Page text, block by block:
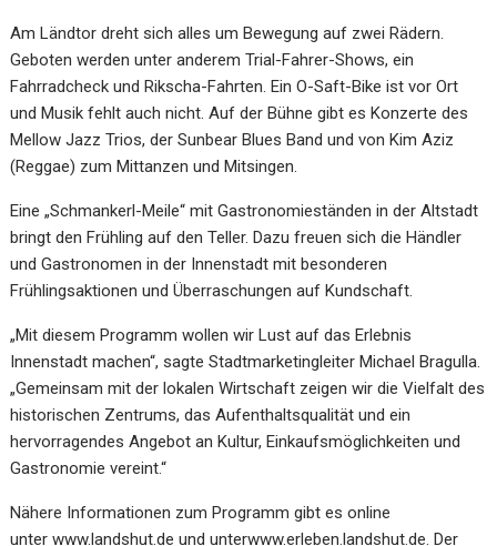
Am Ländtor dreht sich alles um Bewegung auf zwei Rädern.
Geboten werden unter anderem Trial-Fahrer-Shows, ein
Fahrradcheck und Rikscha-Fahrten. Ein O-Saft-Bike ist vor Ort
und Musik fehlt auch nicht. Auf der Bühne gibt es Konzerte des
Mellow Jazz Trios, der Sunbear Blues Band und von Kim Aziz
(Reggae) zum Mittanzen und Mitsingen.
Eine „Schmankerl-Meile“ mit Gastronomieständen in der Altstadt
bringt den Frühling auf den Teller. Dazu freuen sich die Händler
und Gastronomen in der Innenstadt mit besonderen
Frühlingsaktionen und Überraschungen auf Kundschaft.
„Mit diesem Programm wollen wir Lust auf das Erlebnis
Innenstadt machen“, sagte Stadtmarketingleiter Michael Bragulla.
„Gemeinsam mit der lokalen Wirtschaft zeigen wir die Vielfalt des
historischen Zentrums, das Aufenthaltsqualität und ein
hervorragendes Angebot an Kultur, Einkaufsmöglichkeiten und
Gastronomie vereint.“
Nähere Informationen zum Programm gibt es online
unterwww.landshut.de und unterwww.erleben.landshut.de. Der